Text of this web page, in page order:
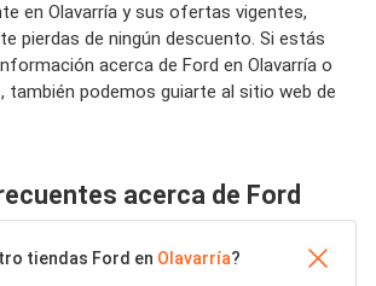
en Olavarría y sus ofertas vigentes,
pierdas de ningún descuento. Si estás
acerca de Ford en Olavarría o
también podemos guiarte al sitio web de
acerca de Ford
tiendas Ford en Olavarría?